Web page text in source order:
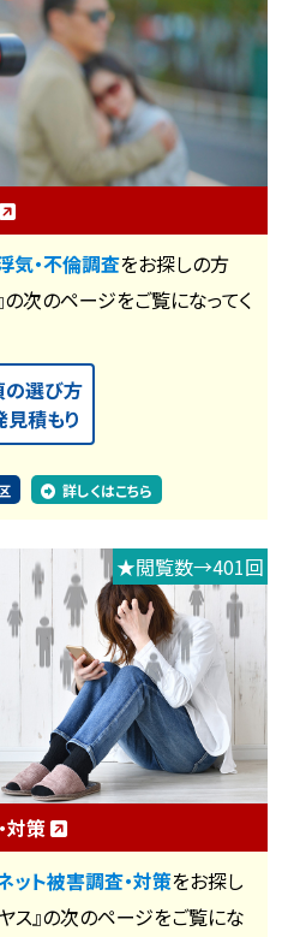
気・不倫調査をお探しの方
の次のページをご覧になってく
の選び方
見積もり
詳しくはこちら
★閲覧数→401回
対策
ット被害調査・対策をお探し
ス』の次のページをご覧にな